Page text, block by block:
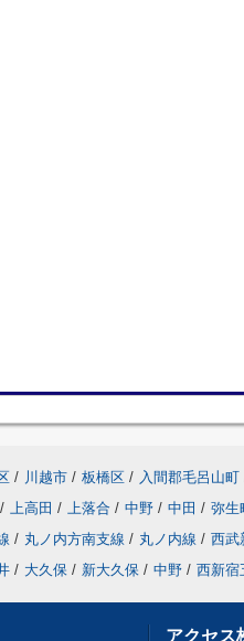
/ 川越市 / 板橋区 / 入間郡毛呂山町
/ 上高田 / 上落合 / 中野 / 中田 / 弥生
/ 丸ノ内方南支線 / 丸ノ内線 / 西武
/ 大久保 / 新大久保 / 中野 / 西新宿
アクセス